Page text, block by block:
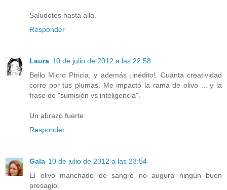
Saludotes hasta allá.
Responder
Laura 10 de julio de 2012 a las 22:58
Bello Micro Ptricia, y además ¡inédito!. Cuánta creatividad
corre por tus plumas. Me impactó la rama de olivo ... y la
frase de "sumisión vs inteligencia".
Un abrazo fuerte
Responder
Gala 10 de julio de 2012 a las 23:54
El olivo manchado de sangre no augura ningún buen
presagio.